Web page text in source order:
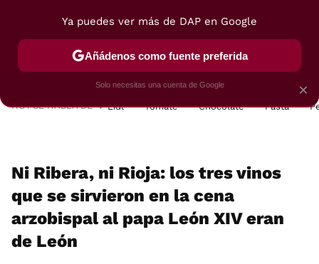
POSTRES VIAJES SELECCIÓN VEGUI
HOY SE HABLA DE Lidl Tomate Chocolate Pasta
Ni Ribera, ni Rioja: los tres vinos
que se sirvieron en la cena
arzobispal al papa León XIV eran
de León
×
Ya puedes ver más de DAP en Google
Añádenos como fuente preferida
Solo necesitas una cuenta de Google